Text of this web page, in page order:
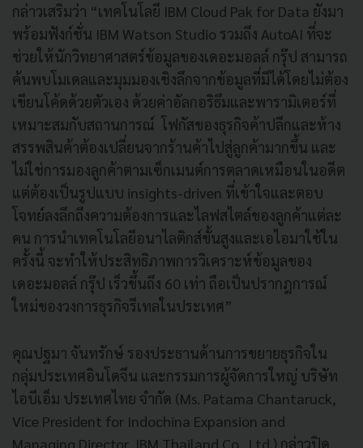
กล่าวเสริมว่า “เทคโนโลยี IBM Cloud Pak for Data ยังมา
พร้อมฟังก์ชั่น IBM Watson Studio รวมถึง AutoAI ที่จะ
ช่วยให้นักวิทยาศาสตร์ข้อมูลของเดอะมอลล์ กรุ๊ป สามารถ
ค้นพบโมเดลและมุมมองเชิงลึกจากข้อมูลที่มีได้โดยไม่ต้อง
เขียนโค้ดด้วยตัวเอง ด้วยค่าอัลกอริธึมและพารามิเตอร์ที่
เหมาะสมกับสถานการณ์ โฟกัสของธุรกิจค้าปลีกและห้าง
สรรพสินค้าต้องเปลี่ยนจากร้านค้าไปสู่ลูกค้ามากขึ้น และ
ไม่ใช่การมองลูกค้าตามเซ็กเมนต์การตลาดเหมือนในอดีต
แต่ต้องเป็นรูปแบบ insights-driven ที่เข้าใจและตอบ
โจทย์ลงลึกถึงความต้องการและไลฟสไตล์ของลูกค้าแต่ละ
คน การนำเทคโนโลยีอนาไลติกส์ขั้นสูงและเอไอมาใช้ใน
ครั้งนี้ จะทำให้ประสิทธิภาพการวิเคราะห์ข้อมูลของ
เดอะมอลล์ กรุ๊ป เร็วขึ้นถึง 60 เท่า ถือเป็นปรากฎการณ์
ใหม่ของวงการธุรกิจรีเทลในประเทศ”
คุณปฐมา จันทรักษ์ รองประธานด้านการขยายธุรกิจใน
กลุ่มประเทศอินโดจีน และกรรมการผู้จัดการใหญ่ บริษัท
ไอบีเอ็ม ประเทศไทย จำกัด (Ms. Patama Chantaruck,
Vice President for Indochina Expansion and
Managing Director, IBM Thailand Co., Ltd.) กล่าวปิด